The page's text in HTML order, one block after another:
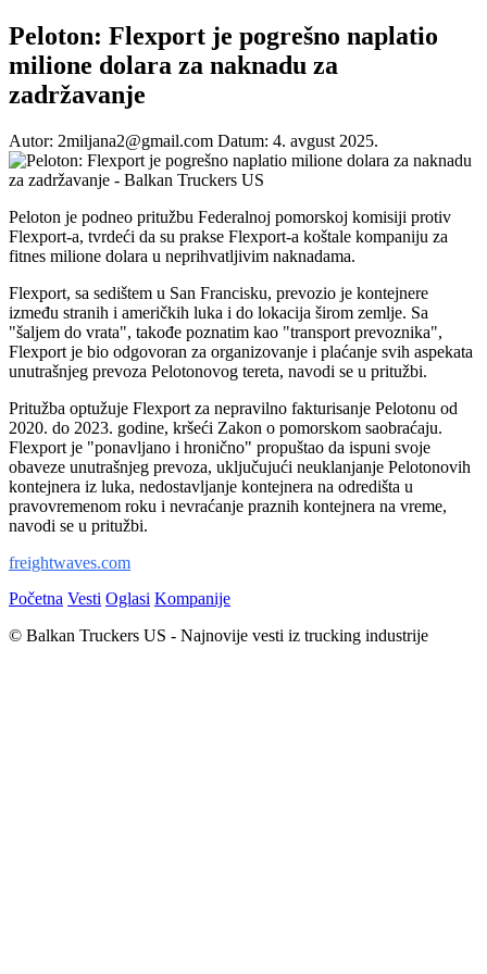
Peloton: Flexport je pogrešno naplatio
milione dolara za naknadu za
zadržavanje
Autor: 2miljana2@gmail.com Datum: 4. avgust 2025.
Peloton je podneo pritužbu Federalnoj pomorskoj komisiji protiv
Flexport-a, tvrdeći da su prakse Flexport-a koštale kompaniju za
fitnes milione dolara u neprihvatljivim naknadama.
Flexport, sa sedištem u San Francisku, prevozio je kontejnere
između stranih i američkih luka i do lokacija širom zemlje. Sa
"šaljem do vrata", takođe poznatim kao "transport prevoznika",
Flexport je bio odgovoran za organizovanje i plaćanje svih aspekata
unutrašnjeg prevoza Pelotonovog tereta, navodi se u pritužbi.
Pritužba optužuje Flexport za nepravilno fakturisanje Pelotonu od
2020. do 2023. godine, kršeći Zakon o pomorskom saobraćaju.
Flexport je "ponavljano i hronično" propuštao da ispuni svoje
obaveze unutrašnjeg prevoza, uključujući neuklanjanje Pelotonovih
kontejnera iz luka, nedostavljanje kontejnera na odredišta u
pravovremenom roku i nevraćanje praznih kontejnera na vreme,
navodi se u pritužbi.
freightwaves.com
Početna Vesti Oglasi Kompanije
© Balkan Truckers US - Najnovije vesti iz trucking industrije